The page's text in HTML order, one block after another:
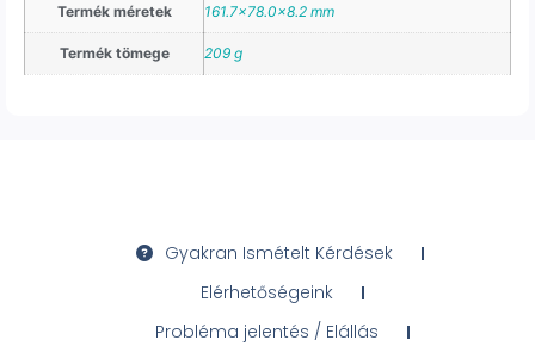
Termék méretek 161.7×78.0x8.2 mm
Termék tömege 209 g
Gyakran Ismételt Kérdések
Elérhetőségeink
Probléma jelentés / Elállás